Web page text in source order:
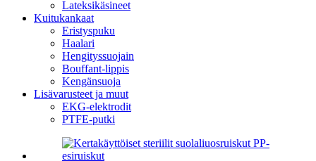
Lateksikäsineet
Kuitukankaat
Eristyspuku
Haalari
Hengityssuojain
Bouffant-lippis
Kengänsuoja
Lisävarusteet ja muut
EKG-elektrodit
PTFE-putki